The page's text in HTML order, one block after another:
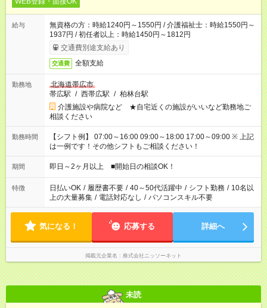
給与
無資格の方：時給1240円～1550円 / 介護福祉士：時給1550円～
1937円 / 初任者以上：時給1450円～1812円
交通費別途支給あり
交通費 全額支給
勤務地
北海道帯広市
帯広駅 / 西帯広駅 / 柏林台駅
介護施設や病院など ★自宅近くの施設がいいなど勤務地ご
相談ください
勤務時間
【シフト例】 07:00～16:00 09:00～18:00 17:00～09:00 ※ 上記
は一例です！その他シフトもご相談ください！
期間 即日～2ヶ月以上 ■開始日の相談OK！
特徴 日払いOK / 履歴書不要 / 40～50代活躍中 / シフト勤務 / 10名以
上の大量募集 / 電話対応なし / パソコンスキル不要
気になる！ 応募する 詳細へ
掲載元企業名 株式会社ニッソーネット
未読